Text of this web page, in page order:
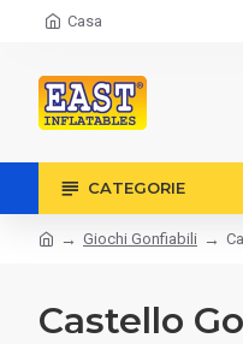
Casa
CATEGORIE
Giochi Gonfiabili
Castello